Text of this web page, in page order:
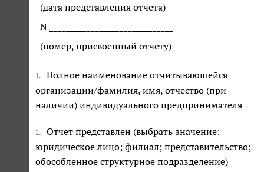
(дата представления отчета)
N ______________________________
(номер, присвоенный отчету)
1.
Полное наименование отчитывающейся
организации/фамилия, имя, отчество (при
наличии) индивидуального предпринимателя
2.
Отчет представлен (выбрать значение:
юридическое лицо; филиал; представительство;
обособленное структурное подразделение)